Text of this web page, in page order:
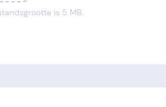
is 5 MB.